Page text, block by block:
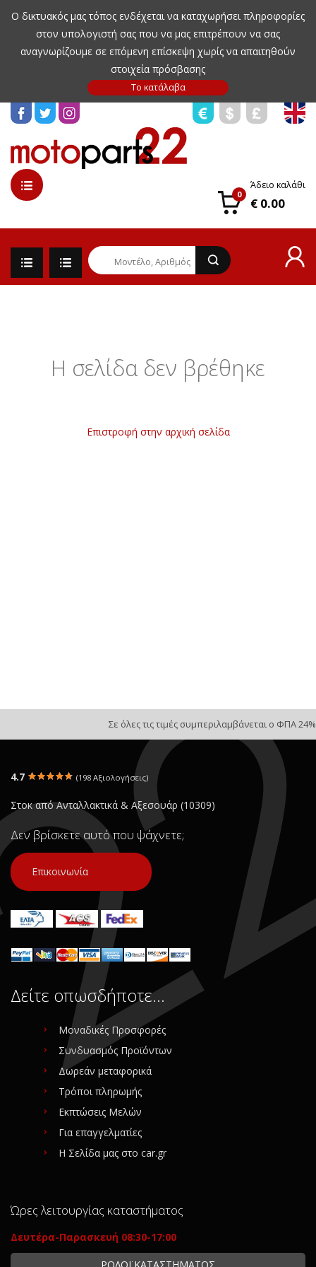
Ο δικτυακός μας τόπος ενδέχεται να καταχωρήσει πληροφορίες
στον υπολογιστή σας που να μας επιτρέπουν να σας
αναγνωρίζουμε σε επόμενη επίσκεψη χωρίς να απαιτηθούν
στοιχεία πρόσβασης
0
Άδειο καλάθι
€ 0.00
Η σελίδα δεν βρέθηκε
Επιστροφή στην αρχική σελίδα
Σε όλες τις τιμές συμπεριλαμβάνεται ο ΦΠΑ 24%
4.7 (198 Αξιολογήσεις)
Στοκ από Ανταλλακτικά & Αξεσουάρ (10309)
Δεν βρίσκετε αυτό που ψάχνετε;
Επικοινωνία
Δείτε οπωσδήποτε…
Μοναδικές Προσφορές
Συνδυασμός Προϊόντων
Δωρεάν μεταφορικά
Τρόποι πληρωμής
Εκπτώσεις Μελών
Για επαγγελματίες
Η Σελίδα μας στο car.gr
Ώρες λειτουργίας καταστήματος
Δευτέρα-Παρασκευή 08:30-17:00
ΡΟΛΟΪ ΚΑΤΑΣΤΗΜΑΤΟΣ